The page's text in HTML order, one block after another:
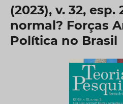
(2023), v. 32, esp.
normal? Forças
Política no Brasil